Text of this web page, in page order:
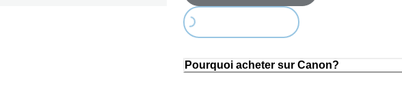
Loading...
Pourquoi acheter sur Canon?